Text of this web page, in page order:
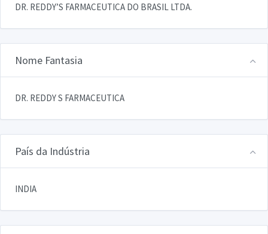
DR. REDDY’S FARMACEUTICA DO BRASIL LTDA.
Nome Fantasia
DR. REDDY S FARMACEUTICA
País da Indústria
INDIA